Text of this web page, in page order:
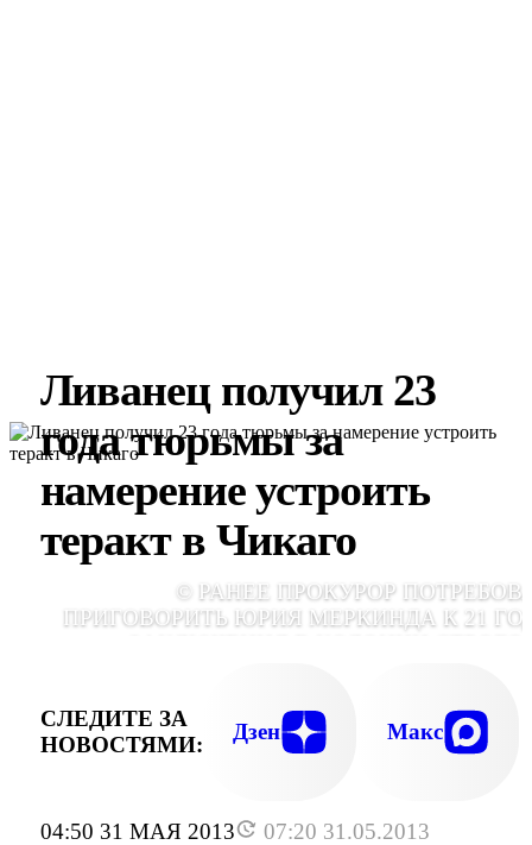
04:50 31 МАЯ 2013
07:20 31.05.2013
Ливанец получил 23
года тюрьмы за
намерение устроить
теракт в Чикаго
© РАНЕЕ ПРОКУРОР
ПРИГОВОРИТЬ ЮРИЯ МЕРКИНДА К 21
СЛЕДИТЕ ЗА
НОВОСТЯМИ:
Дзен Макс